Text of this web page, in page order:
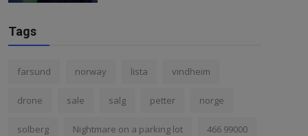
Tags
farsund norway lista vindheim
drone sale salg petter norge
solberg Nightmare on a parking lot 466 99000